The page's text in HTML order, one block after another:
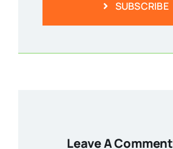
SUBSCRIBE
Leave A Comment